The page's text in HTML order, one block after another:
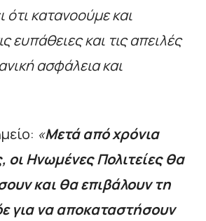
ότι κατανοούμε και
ευπάθειες και τις απειλές
ασφάλεια και
«Μετά από χρόνια
Ηνωμένες Πολιτείες θα
και θα επιβάλουν τη
για να αποκαταστήσουν